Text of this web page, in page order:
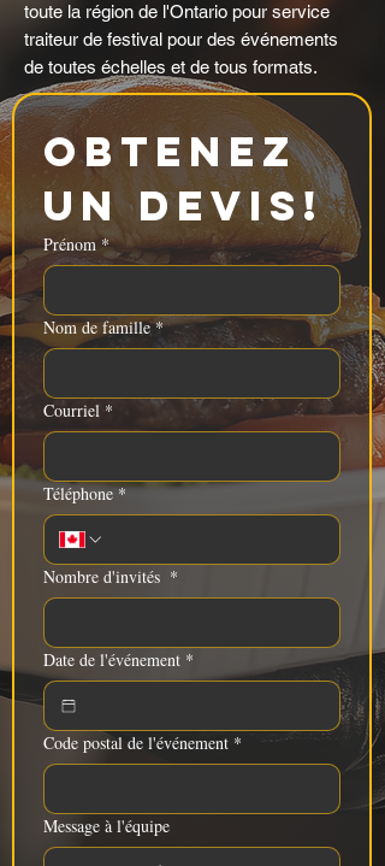
toute la région de l'Ontario pour service
traiteur de festival pour des événements
de toutes échelles et de tous formats.
Obtenez
un devis!
Prénom *
Nom de famille *
Courriel *
Téléphone *
Nombre d'invités *
Date de l'événement *
Code postal de l'événement *
Message à l'équipe